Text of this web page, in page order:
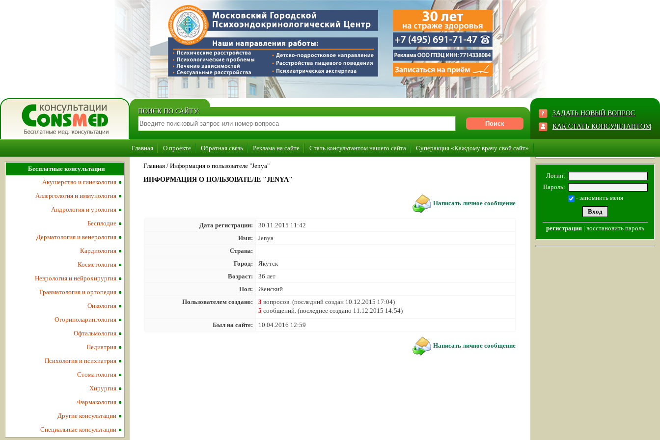
ПОИСК ПО САЙТУ:
ЗАДАТЬ НОВЫЙ ВОПРОС
КАК СТАТЬ КОНСУЛЬТАНТОМ
Главная О проекте Обратная связь Реклама на сайте Стать консультантом нашего сайта Суперакция «Каждому врачу свой сайт»
Главная / Информация о пользователе "Jenya"
ИНФОРМАЦИЯ О ПОЛЬЗОВАТЕЛЕ "JENYA"
Написать личное сообщение
Дата регистрации:
30.11.2015 11:42
Имя:
Jenya
Страна:
Город:
Якутск
Возраст:
36 лет
Пол:
Женский
Пользователем создано:
3 вопросов. (последний создан 10.12.2015 17:04)
5 сообщений. (последнее создано 11.12.2015 14:54)
Был на сайте:
10.04.2016 12:59
Написать личное сообщение
Бесплатные консультации
Акушерство и гинекология
Аллергология и иммунология
Андрология и урология
Бесплодие
Дерматология и венерология
Кардиология
Косметология
Неврология и нейрохирургия
Травматология и ортопедия
Онкология
Оториноларингология
Офтальмология
Педиатрия
Психология и психиатрия
Стоматология
Хирургия
Фармакология
Другие консультации
Специальные консультации
Логин:
Пароль:
- запомнить меня
регистрация | восстановить пароль